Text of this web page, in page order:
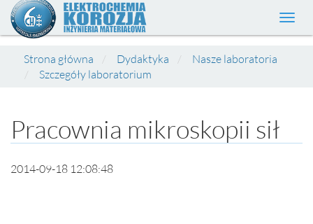
Strona główna
Dydaktyka
Nasze laboratoria
Szczegóły laboratorium
Pracownia mikroskopii sił
2014-09-18 12:08:48